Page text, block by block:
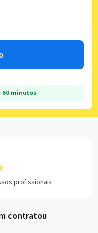
60 minutos
profissionais
contratou